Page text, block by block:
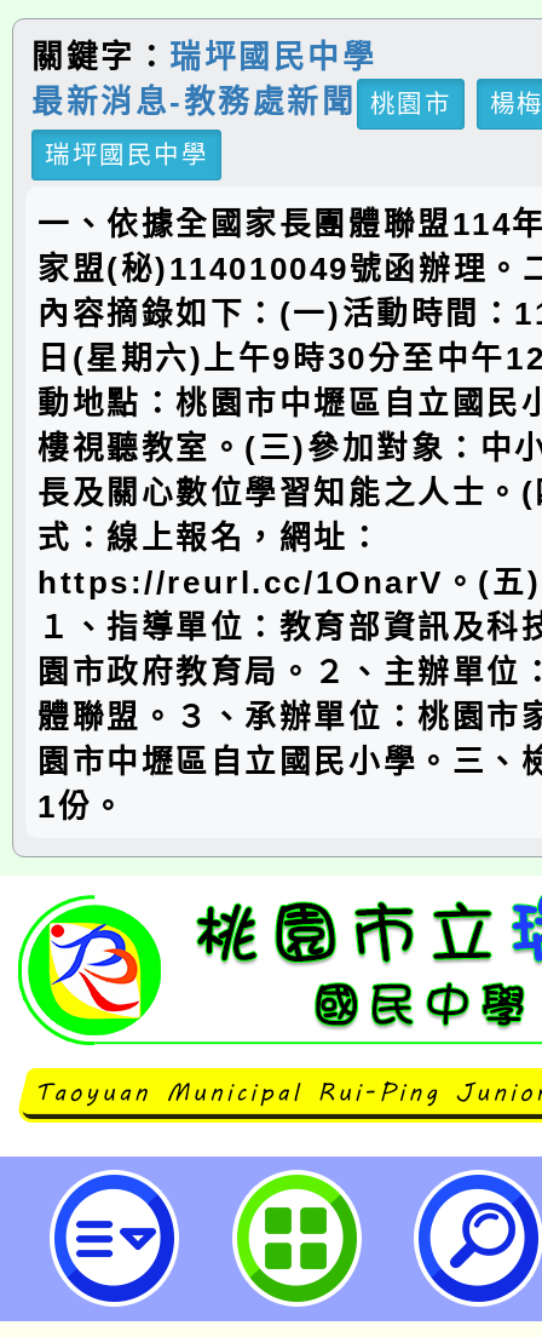
關鍵字： 瑞坪國民中學
最新消息-教務處新聞
桃園市
楊
瑞坪國民中學
一、依據全國家長團體聯盟114
家盟(秘)114010049號函辦理。
內容摘錄如下：(一)活動時間：
日(星期六)上午9時30分至中午
動地點：桃園市中壢區自立國民
樓視聽教室。(三)參加對象：中
長及關心數位學習知能之人士。
式：線上報名，網址：
https://reurl.cc/1OnarV。(五)
１、指導單位：教育部資訊及科
園市政府教育局。２、主辦單位
體聯盟。３、承辦單位：桃園市
園市中壢區自立國民小學。三、
1份。
114年度讓你的孩子贏在自主學習
計畫-中小學家長數位學習知能推
國民中學